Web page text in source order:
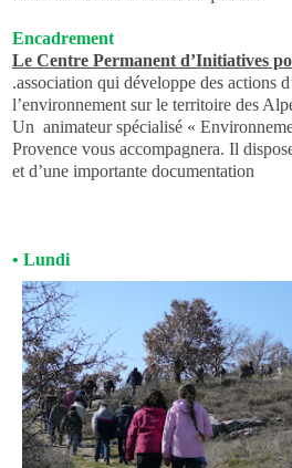
Encadrement
Le Centre Permanent d’Initiatives
.association qui développe des actions
l’environnement sur le territoire des
Un animateur spécialisé «
Provence vous accompagnera. Il
et d’une importante documentation
• Lundi